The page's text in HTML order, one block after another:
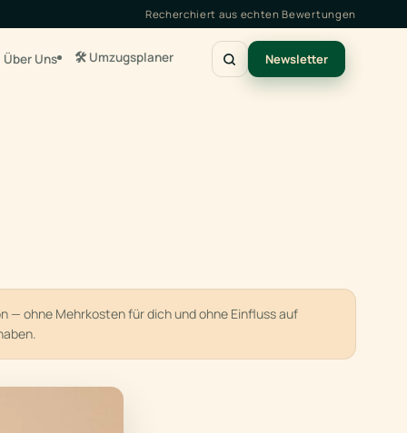
Recherchiert aus echten Bewertungen
Über Uns 🛠️ Umzugsplaner Newsletter
— ohne Mehrkosten für dich und ohne Einfluss auf